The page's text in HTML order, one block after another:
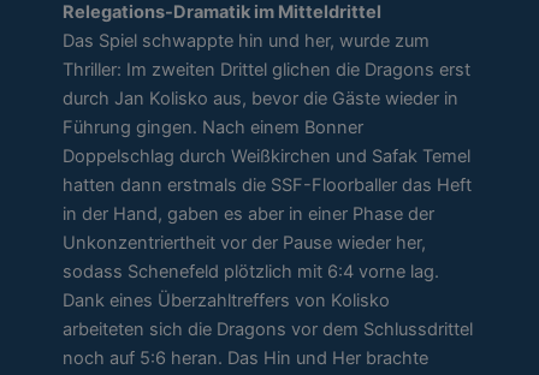
Relegations-Dramatik im Mitteldrittel
Das Spiel schwappte hin und her, wurde zum
Thriller: Im zweiten Drittel glichen die Dragons erst
durch Jan Kolisko aus, bevor die Gäste wieder in
Führung gingen. Nach einem Bonner
Doppelschlag durch Weißkirchen und Safak Temel
hatten dann erstmals die SSF-Floorballer das Heft
in der Hand, gaben es aber in einer Phase der
Unkonzentriertheit vor der Pause wieder her,
sodass Schenefeld plötzlich mit 6:4 vorne lag.
Dank eines Überzahltreffers von Kolisko
arbeiteten sich die Dragons vor dem Schlussdrittel
noch auf 5:6 heran. Das Hin und Her brachte